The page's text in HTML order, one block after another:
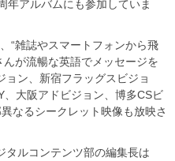
年アルバムにも参加していま
“雑誌やスマートフォンから飛
が流暢な英語でメッセージを
ン、新宿フラッグスビジョ
、大阪アドビジョン、博多CSビ
なるシークレット映像も放映さ
タルコンテンツ部の編集長は